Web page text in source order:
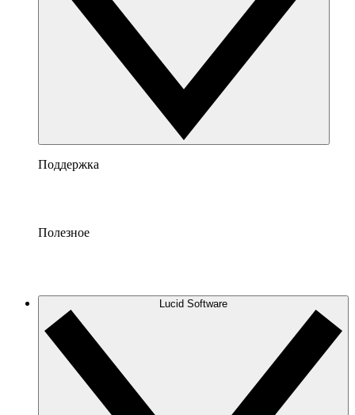
Поддержка
Полезное
Lucid Software